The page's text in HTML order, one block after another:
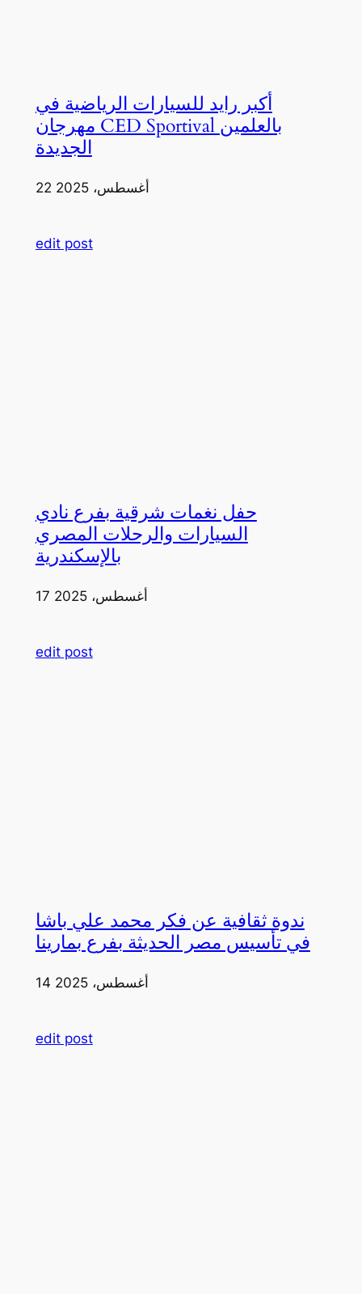
أكبر رايد للسيارات الرياضية في
مهرجان CED Sportival بالعلمين
الجديدة
22 أغسطس، 2025
edit post
حفل نغمات شرقية بفرع نادي
السيارات والرحلات المصري
بالإسكندرية
17 أغسطس، 2025
edit post
ندوة ثقافية عن فكر محمد علي باشا
في تأسيس مصر الحديثة بفرع بمارينا
14 أغسطس، 2025
edit post